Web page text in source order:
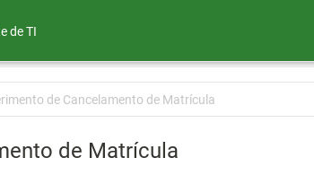
de TI
de Cancelamento de Matrícula
de Matrícula